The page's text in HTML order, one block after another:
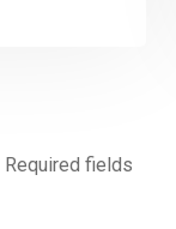
Required fields